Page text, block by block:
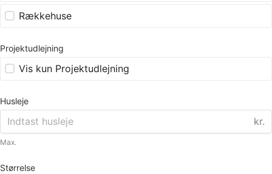
Rækkehuse
Projektudlejning
Vis kun Projektudlejning
Husleje
kr.
Max.
Størrelse